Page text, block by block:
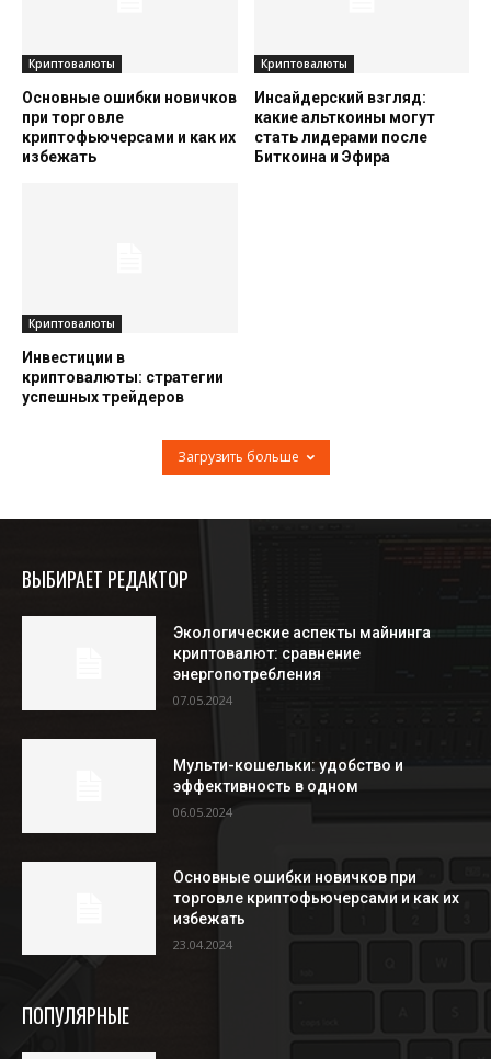
Криптовалюты
Основные ошибки новичков
при торговле
криптофьючерсами и как их
избежать
Криптовалюты
Инсайдерский взгляд:
какие альткоины могут
стать лидерами после
Биткоина и Эфира
Криптовалюты
Инвестиции в
криптовалюты: стратегии
успешных трейдеров
Загрузить больше
ВЫБИРАЕТ РЕДАКТОР
Экологические аспекты майнинга
криптовалют: сравнение
энергопотребления
07.05.2024
Мульти-кошельки: удобство и
эффективность в одном
06.05.2024
Основные ошибки новичков при
торговле криптофьючерсами и как их
избежать
23.04.2024
ПОПУЛЯРНЫЕ